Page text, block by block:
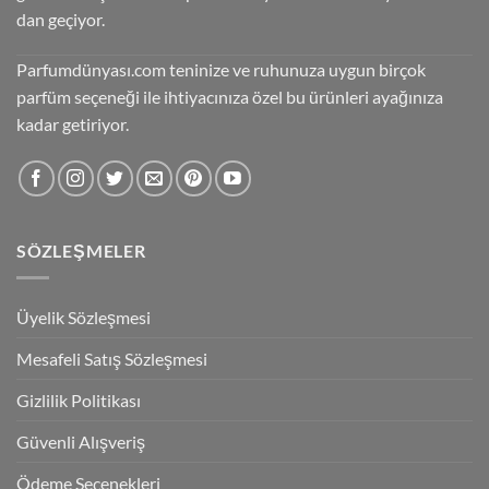
dan geçiyor.
Parfumdünyası.com teninize ve ruhunuza uygun birçok
parfüm seçeneği ile ihtiyacınıza özel bu ürünleri ayağınıza
kadar getiriyor.
SÖZLEŞMELER
Üyelik Sözleşmesi
Mesafeli Satış Sözleşmesi
Gizlilik Politikası
Güvenli Alışveriş
Ödeme Seçenekleri